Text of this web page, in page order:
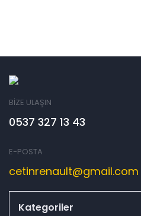
BİZE ULAŞIN
0537 327 13 43
E-POSTA
cetinrenault@gmail.com
Kategoriler